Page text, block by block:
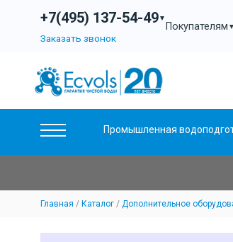
+7(495) 137-54-49▼
Заказать звонок
Покупателям ▼
Промышленная
Главная Каталог Дополнительное